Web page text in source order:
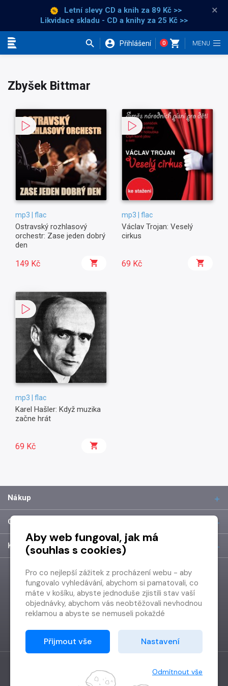
Letní slevy CD a knih za 89 Kč >>
Likvidace skladu - CD a knihy za 25 Kč >>
×
Přihlášení 0
Zbyšek Bittmar
mp3 | flac
Ostravský rozhlasový
orchestr: Zase jeden dobrý
den
149 Kč
mp3 | flac
Václav Trojan: Veselý
cirkus
69 Kč
mp3 | flac
Karel Hašler: Když muzika
začne hrát
69 Kč
Nákup
O společnosti
Kontakt
Vytvořilo Grand IT s.r.o.
Aby web fungoval, jak má
(souhlas s cookies)
Pro co nejlepší zážitek z procházení webu - aby
fungovalo vyhledávání, abychom si pamatovali, co
máte v košíku, abyste jednoduše zjistili stav vaší
objednávky, abychom vás neobtěžovali nevhodnou
reklamou a abyste se nemuseli pokaždé
Proto od vás potřebujeme souhlas se
zpracováním souborů cookies
Děkujeme, že nám ho dáte a pomůžete nám tak
Přijmout vše Nastavení
Odmítnout vše